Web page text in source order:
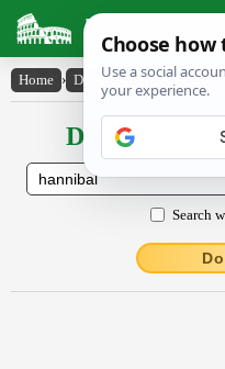
Latin
Home › Declensions /
Declensions /
Search